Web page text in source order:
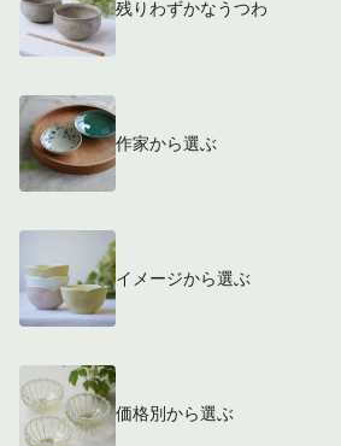
残りわずかなうつわ
作家から選ぶ
イメージから選ぶ
価格別から選ぶ